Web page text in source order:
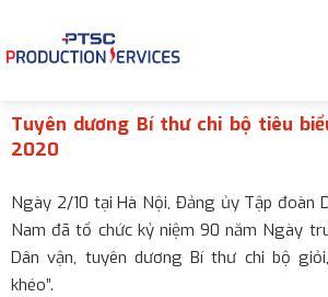
Tuyên dương Bí thư chi bộ tiêu
2020
Ngày 2/10 tại Hà Nội, Đảng ủy Tập đoàn
Nam đã tổ chức kỷ niệm 90 năm Ngày
Dân vận, tuyên dương Bí thư chi bộ
khéo”.